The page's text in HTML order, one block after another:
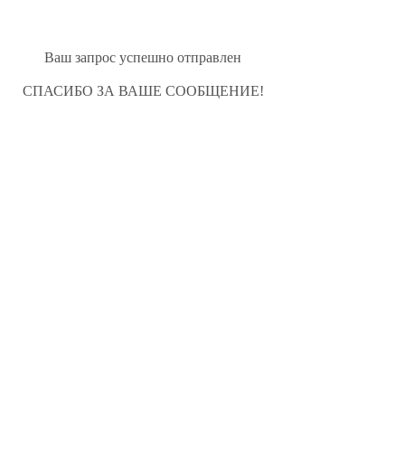
Ваш запрос успешно отправлен
СПАСИБО ЗА ВАШЕ СООБЩЕНИЕ!